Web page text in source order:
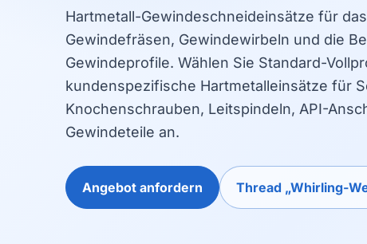
Hartmetall-Gewindeschneideinsätze für
Gewindefräsen, Gewindewirbeln und die
Gewindeprofile. Wählen Sie Standard-
kundenspezifische Hartmetalleinsätze für
Knochenschrauben, Leitspindeln, API-
Gewindeteile an.
Angebot anfordern Thread „Whirling-